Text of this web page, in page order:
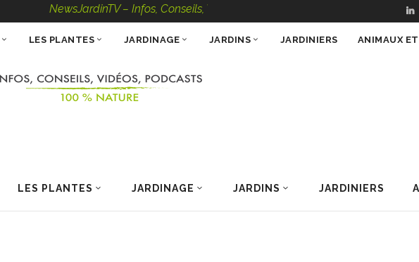
NewsJardinTV – Infos, Conseils, Vidéos, Podcasts – 100 % Nature
LES PLANTES JARDINAGE JARDINS JARDINIERS
LES PLANTES JARDINAGE JARDINS JARDINIERS ANIMAUX